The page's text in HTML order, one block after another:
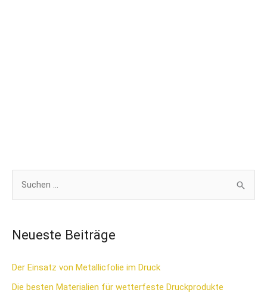
hNeueste Beiträge
Der Einsatz von Metallicfolie im Druck
Die besten Materialien für wetterfeste Druckprodukte